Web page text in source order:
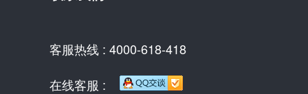
客服热线 : 4000-618-418
在线客服 :